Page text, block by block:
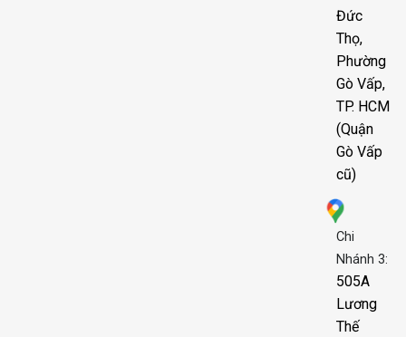
Đức
Thọ,
Phường
Gò Vấp,
TP. HCM
(Quận
Gò Vấp
cũ)
Chi
Nhánh 3:
505A
Lương
Thế